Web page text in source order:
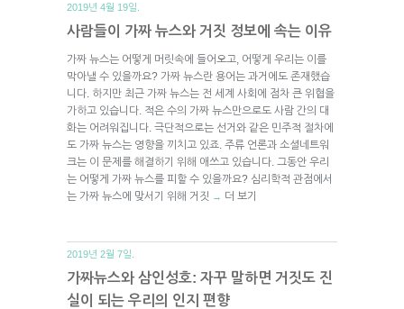
2019년 4월 19일.
사람들이 가짜 뉴스와 거짓 정보에 속는 이유
가짜 뉴스는 어떻게 머릿속에 들어오고, 어떻게 우리는 이를
막아낼 수 있을까요? 가짜 뉴스란 용어는 과거에도 존재했습
니다. 하지만 최근 가짜 뉴스는 전 세계 사회에 점차 큰 위협을
가하고 있습니다. 적은 수의 가짜 뉴스만으로도 사람 간의 대
화는 어려워집니다. 극단적으로는 선거와 같은 민주적 절차에
도 가짜 뉴스는 영향을 끼치고 있죠. 주류 언론과 소셜네트워
크는 이 문제를 해결하기 위해 애쓰고 있습니다. 그동안 우리
는 어떻게 가짜 뉴스를 피할 수 있을까요? 심리학적 관점에서
는 가짜 뉴스에 맞서기 위해 거짓 → 더 보기
2019년 2월 7일.
가짜뉴스와 삼인성호: 자꾸 말하면 거짓도 진
실이 되는 우리의 인지 편향